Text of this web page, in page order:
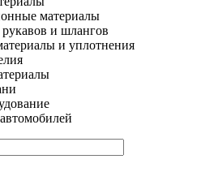
материалы
и шлангов
и уплотнения